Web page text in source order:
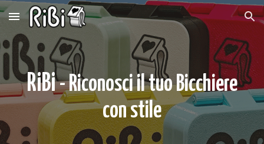
Skip to main content Skip to navigation
RiBi- Riconosci il tuo Bicchiere
con stile